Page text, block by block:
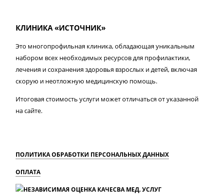
КЛИНИКА «ИСТОЧНИК»
Это многопрофильная клиника, обладающая уникальным
набором всех необходимых ресурсов для профилактики,
лечения и сохранения здоровья взрослых и детей, включая
скорую и неотложную медицинскую помощь.
Итоговая стоимость услуги может отличаться от указанной
на сайте.
ПОЛИТИКА ОБРАБОТКИ ПЕРСОНАЛЬНЫХ ДАННЫХ
ОПЛАТА